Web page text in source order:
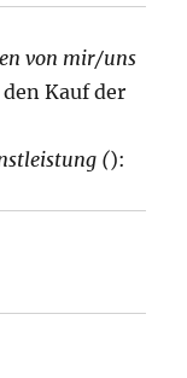
von mir/uns
Kauf der
():